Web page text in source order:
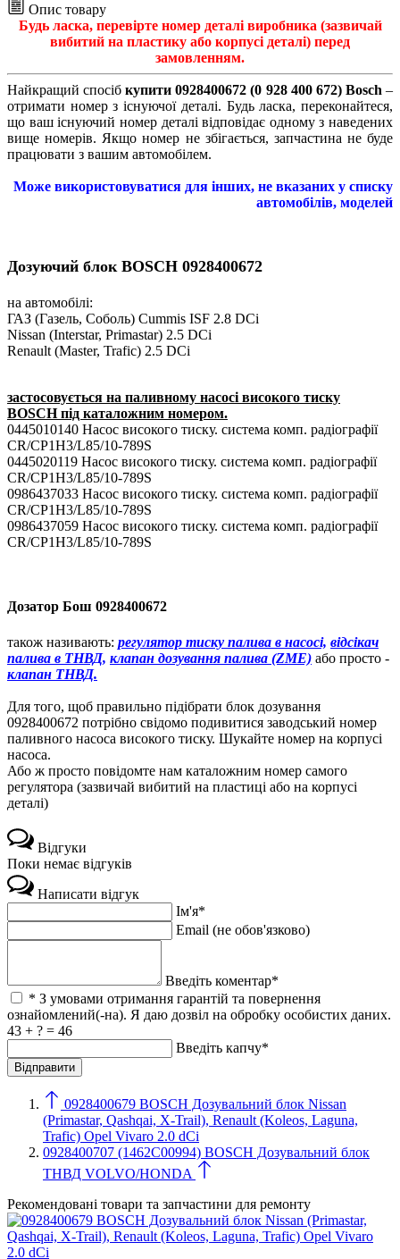
Опис товару
Будь ласка, перевірте номер деталі виробника (зазвичай
вибитий на пластику або корпусі деталі) перед
замовленням.
Найкращий спосібкупити 0928400672 (0 928 400 672) Bosch –
отримати номер з існуючої деталі. Будь ласка, переконайтеся,
що ваш існуючий номер деталі відповідає одному з наведених
вище номерів. Якщо номер не збігається, запчастина не буде
працювати з вашим автомобілем.
Може використовуватися для інших, не вказаних у списку
автомобілів, моделей
Дозуючий блок BOSCH 0928400672
на автомобілі:
ГАЗ (Газель, Соболь) Cummis ISF 2.8 DCi
Nissan (Interstar, Primastar) 2.5 DCi
Renault (Master, Trafic) 2.5 DCi
застосовується на паливному насосі високого тиску
BOSCH під каталожним номером.
0445010140 Насос високого тиску. система комп. радіографії
CR/CP1H3/L85/10-789S
0445020119 Насос високого тиску. система комп. радіографії
CR/CP1H3/L85/10-789S
0986437033 Насос високого тиску. система комп. радіографії
CR/CP1H3/L85/10-789S
0986437059 Насос високого тиску. система комп. радіографії
CR/CP1H3/L85/10-789S
Дозатор Бош 0928400672
також називають: регулятор тиску палива в насосі, відсікач
палива в ТНВД, клапан дозування палива (ZME) або просто -
клапан ТНВД.
Для того, щоб правильно підібрати блок дозування
0928400672 потрібно свідомо подивитися заводський номер
паливного насоса високого тиску. Шукайте номер на корпусі
насоса.
Або ж просто повідомте нам каталожним номер самого
регулятора (зазвичай вибитий на пластиці або на корпусі
деталі)
Відгуки
Поки немає відгуків
Написати відгук
Ім'я*
Email (не обов'язково)
Введіть коментар*
* З умовами отримання гарантій та повернення
ознайомлений(-на). Я даю дозвіл на обробку особистих даних.
43 + ? = 46
Введіть капчу*
0928400679 BOSCH Дозувальний блок Nissan
(Primastar, Qashqai, X-Trail), Renault (Koleos, Laguna,
Trafic) Opel Vivaro 2.0 dCi
0928400707 (1462C00994) BOSCH Дозувальний блок
ТНВД VOLVO/HONDA
Рекомендовані товари та запчастини для ремонту